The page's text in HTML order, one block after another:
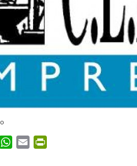
TelegramWhatsApp
Email